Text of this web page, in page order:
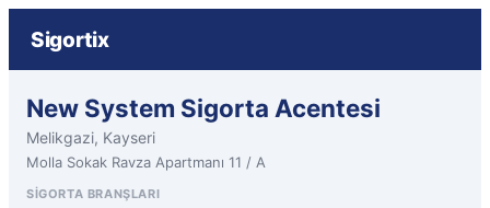
Sigortix
New System Sigorta Acentesi
Melikgazi, Kayseri
Molla Sokak Ravza Apartmanı 11 / A
SIGORTA BRANŞLARI